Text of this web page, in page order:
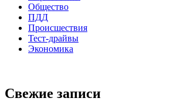
Общество
ПДД
Происшествия
Тест-драйвы
Экономика
Свежие записи